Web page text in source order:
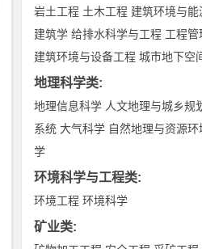
岩土工程 土木工程 建筑环境与
建筑学 给排水科学与工程 工程管
建筑环境与设备工程 城市地下空
地理科学类:
地理信息科学 人文地理与城乡规
系统 大气科学 自然地理与资源环
学
环境科学与工程类:
环境工程 环境科学
矿业类: